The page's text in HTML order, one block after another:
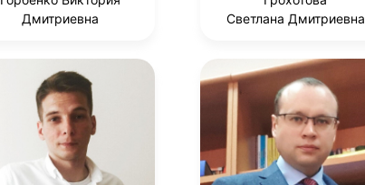
Дмитриевна
Светлана Дмитриевна